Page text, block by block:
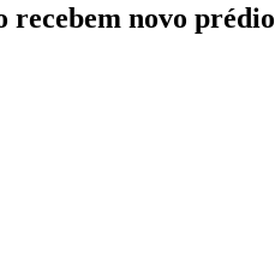
recebem novo prédio